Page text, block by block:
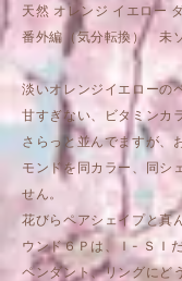
天然 オレンジ イエロー
番外編（気分転換） 未
淡いオレンジイエローの
甘すぎない、ビタミンカ
さらっと並んでますが、
モンドを同カラー、同シ
せん。
花びらペアシェイプと真
ウンド６Ｐは、Ｉ- ＳＩ
ペンダント、リングにど